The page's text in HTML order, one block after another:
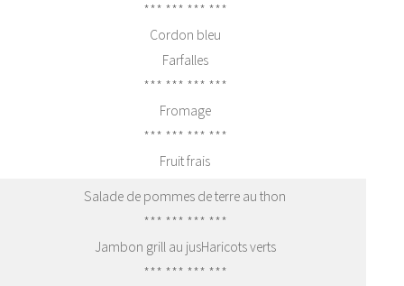
*** *** *** ***
Cordon bleu
Farfalles
*** *** *** ***
Fromage
*** *** *** ***
Fruit frais
Salade de pommes de terre au thon
*** *** *** ***
Jambon grill au jusHaricots verts
*** *** *** ***